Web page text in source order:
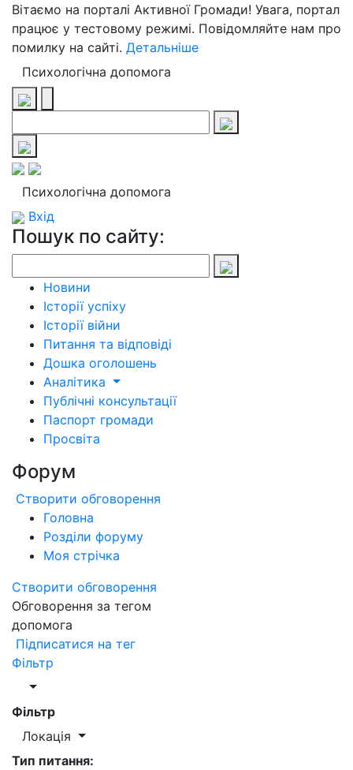
Вітаємо на порталі Активної Громади! Увага, портал
працює у тестовому режимі. Повідомляйте нам про
помилку на сайті. Детальніше
Психологічна допомога
Психологічна допомога
Вхід
Пошук по сайту:
Новини
Історії успіху
Історії війни
Питання та відповіді
Дошка оголошень
Аналітика
Публічні консультації
Паспорт громади
Просвіта
Форум
Створити обговорення
Головна
Розділи форуму
Моя стрічка
Створити обговорення
Обговорення за тегом
допомога
Підписатися на тег
Фільтр
Фільтр
Локація
Тип питання: